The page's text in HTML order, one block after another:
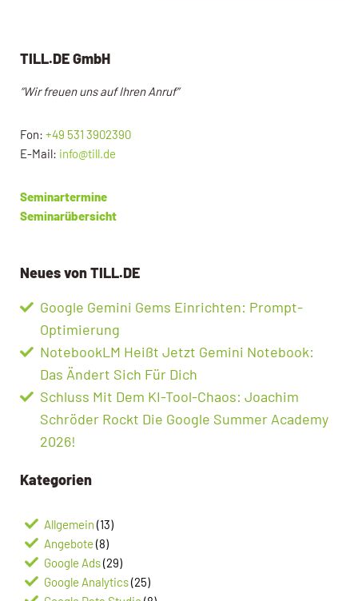
TILL.DE GmbH
“Wir freuen uns auf Ihren Anruf”
Fon: +49 531 3902390
E-Mail: info@till.de
Seminartermine
Seminarübersicht
Neues von TILL.DE
Google Gemini Gems Einrichten: Prompt-
Optimierung
NotebookLM Heißt Jetzt Gemini Notebook:
Das Ändert Sich Für Dich
Schluss Mit Dem KI-Tool-Chaos: Joachim
Schröder Rockt Die Google Summer Academy
2026!
Kategorien
Allgemein (13)
Angebote (8)
Google Ads(29)
Google Analytics(25)